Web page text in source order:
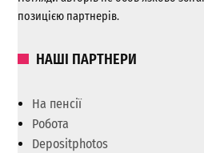
позицією партнерів.
НАШІ ПАРТНЕРИ
На пенсії
Робота
Depositphotos